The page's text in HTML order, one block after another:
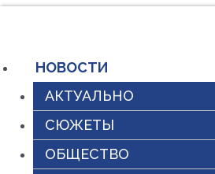
содержимому
НОВОСТИ
АКТУАЛЬНО
СЮЖЕТЫ
ОБЩЕСТВО